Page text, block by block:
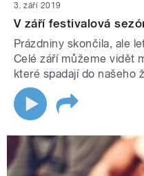
3. září 2019
V září festivalová
Prázdniny skončila, ale
Celé září můžeme vidět
které spadají do našeho